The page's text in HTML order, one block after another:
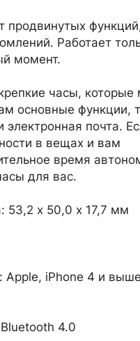
продвинутых
Работает
момент.
часы, которые
основные функции,
электронная почта.
в вещах и вам
время
для вас.
53,2 х 50,0 х 17,7 мм
Apple, iPhone 4 и
4.0